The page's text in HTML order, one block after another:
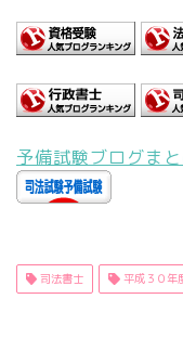
予備試験ブログま
司法書士 平成３０年